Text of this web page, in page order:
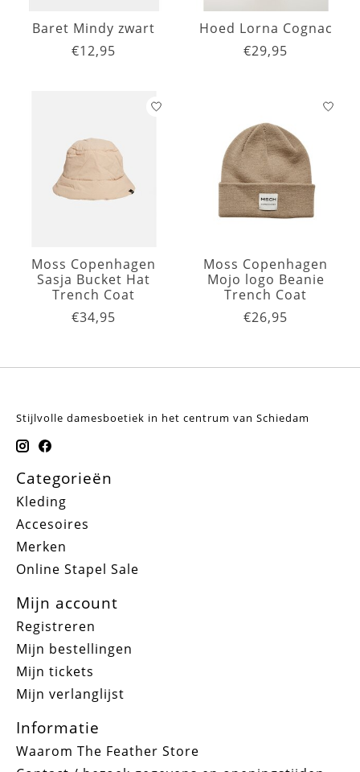
Baret Mindy zwart
€12,95
Hoed Lorna Cognac
€29,95
Moss Copenhagen
Sasja Bucket Hat
Trench Coat
€34,95
Moss Copenhagen
Mojo logo Beanie
Trench Coat
€26,95
Stijlvolle damesboetiek in het centrum van Schiedam
Categorieën
Kleding
Accesoires
Merken
Online Stapel Sale
Mijn account
Registreren
Mijn bestellingen
Mijn tickets
Mijn verlanglijst
Informatie
Waarom The Feather Store